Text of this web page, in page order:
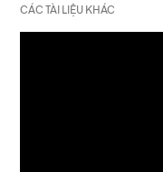
CÁC TÀI LIỆU KHÁC